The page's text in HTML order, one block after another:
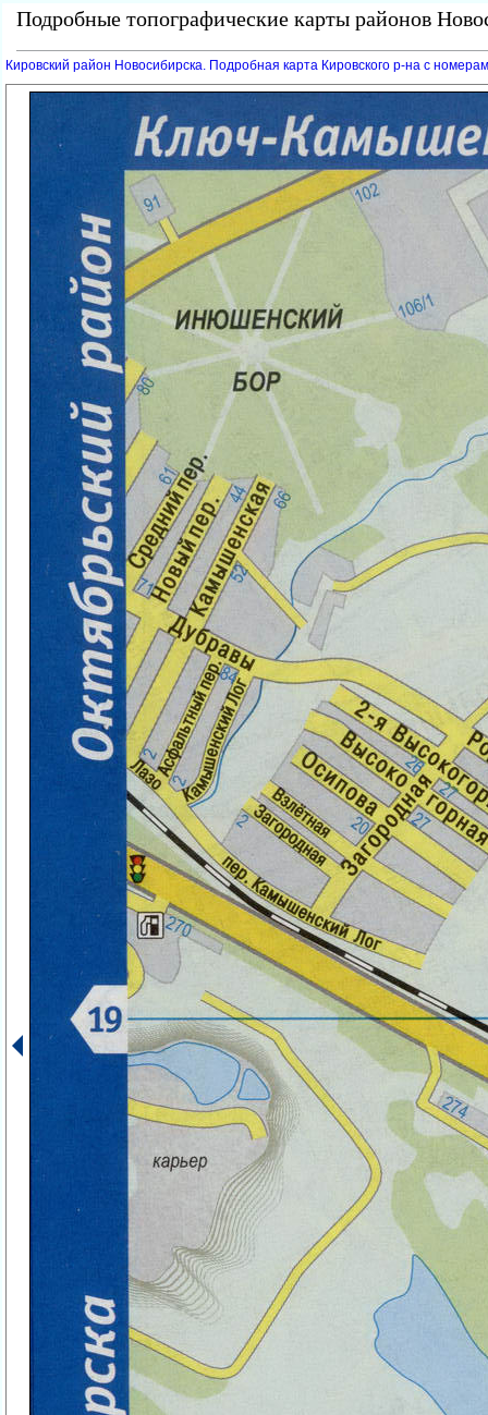
Подробные топографические карты районов
Кировский район Новосибирска. Подробная карта Кировского р-на с